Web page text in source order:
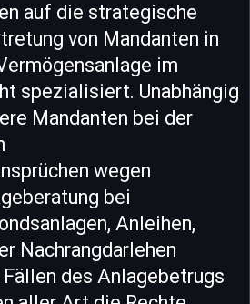
auf die strategische
von Mandanten in
im
spezialisiert. Unabhängig
Mandanten bei der
wegen
bei
Anleihen,
Nachrangdarlehen
des Anlagebetrugs